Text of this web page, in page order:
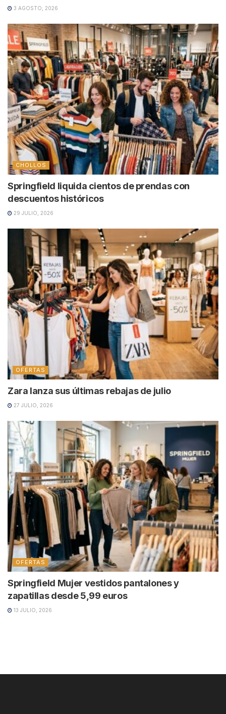
3 AGOSTO, 2026
CHOLLOS
Springfield liquida cientos de prendas con
descuentos históricos
29 JULIO, 2026
OFERTAS
Zara lanza sus últimas rebajas de julio
27 JULIO, 2026
OFERTAS
Springfield Mujer vestidos pantalones y
zapatillas desde 5,99 euros
13 JULIO, 2026